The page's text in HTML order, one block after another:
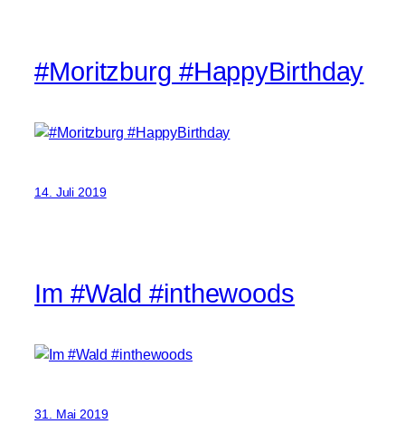
#Moritzburg #HappyBirthday
14. Juli 2019
Im #Wald #inthewoods
31. Mai 2019